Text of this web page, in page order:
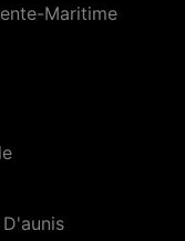
Maritime